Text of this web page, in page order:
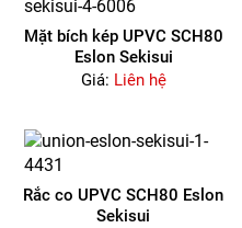
Mặt bích kép UPVC SCH80
Eslon Sekisui
Giá: Liên hệ
Rắc co UPVC SCH80 Eslon
Sekisui